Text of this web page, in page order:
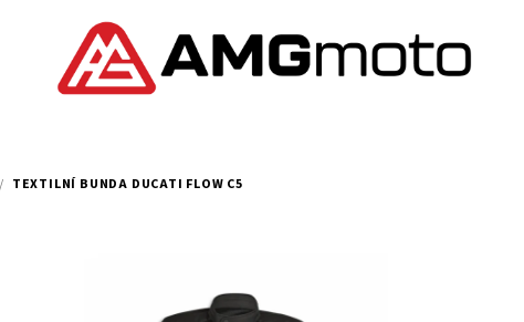
/ TEXTILNÍ BUNDA DUCATI FLOW C5